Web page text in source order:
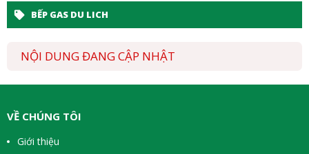
BẾP GAS DU LICH
NỘI DUNG ĐANG CẬP NHẬT
VỀ CHÚNG TÔI
Giới thiệu